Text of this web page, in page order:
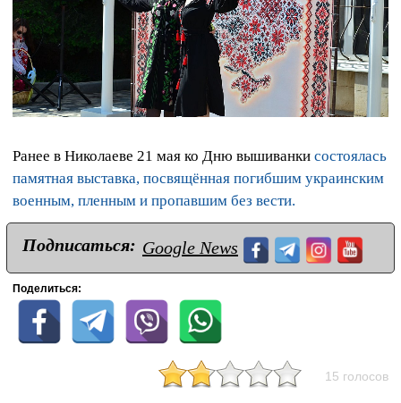
Ранее в Николаеве 21 мая ко Дню вышиванки состоялась
памятная выставка, посвящённая погибшим украинским
военным, пленным и пропавшим без вести.
Подписаться: Google News
Поделиться:
15 голосов